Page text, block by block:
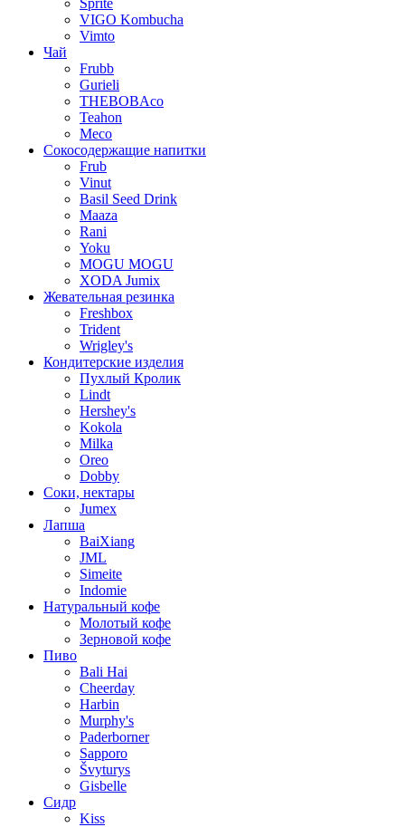
VIGO Kombucha
Vimto
Чай
Frubb
Gurieli
THEBOBAco
Teahon
Meco
Сокосодержащие напитки
Frub
Vinut
Basil Seed Drink
Maaza
Rani
Yoku
MOGU MOGU
XODA Jumix
Жевательная резинка
Freshbox
Trident
Wrigley's
Кондитерские изделия
Пухлый Кролик
Lindt
Hershey's
Kokola
Milka
Oreo
Dobby
Соки, нектары
Jumex
Лапша
BaiXiang
JML
Simeite
Indomie
Натуральный кофе
Молотый кофе
Зерновой кофе
Пиво
Bali Hai
Cheerday
Harbin
Murphy's
Paderborner
Sapporo
Švyturys
Gisbelle
Сидр
Kiss